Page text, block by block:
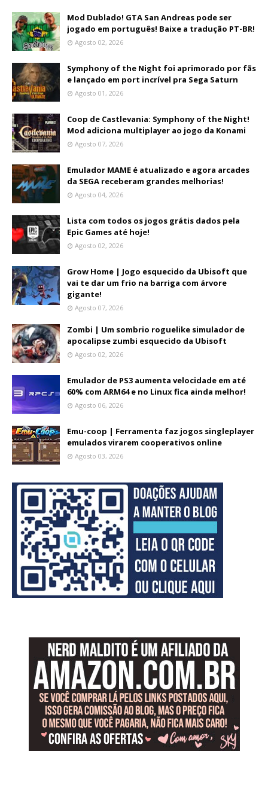
Mod Dublado! GTA San Andreas pode ser
jogado em português! Baixe a tradução PT-BR!
Agosto 02, 2026
Symphony of the Night foi aprimorado por fãs
e lançado em port incrível pra Sega Saturn
Agosto 01, 2026
Coop de Castlevania: Symphony of the Night!
Mod adiciona multiplayer ao jogo da Konami
Agosto 07, 2026
Emulador MAME é atualizado e agora arcades
da SEGA receberam grandes melhorias!
Agosto 04, 2026
Lista com todos os jogos grátis dados pela
Epic Games até hoje!
Agosto 02, 2026
Grow Home | Jogo esquecido da Ubisoft que
vai te dar um frio na barriga com árvore
gigante!
Agosto 07, 2026
Zombi | Um sombrio roguelike simulador de
apocalipse zumbi esquecido da Ubisoft
Agosto 02, 2026
Emulador de PS3 aumenta velocidade em até
60% com ARM64 e no Linux fica ainda melhor!
Agosto 06, 2026
Emu-coop | Ferramenta faz jogos singleplayer
emulados virarem cooperativos online
Agosto 03, 2026